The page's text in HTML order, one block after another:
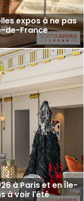
expos à ne pas
de-France
à Paris et en Île-
à voir l'été